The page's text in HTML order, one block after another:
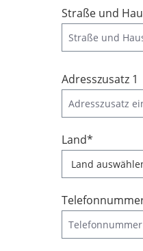
Straße und
Adresszusatz 1
Land*